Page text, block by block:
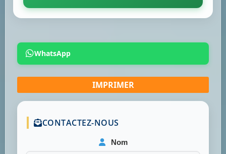
WhatsApp
CONTACTEZ-NOUS
Nom